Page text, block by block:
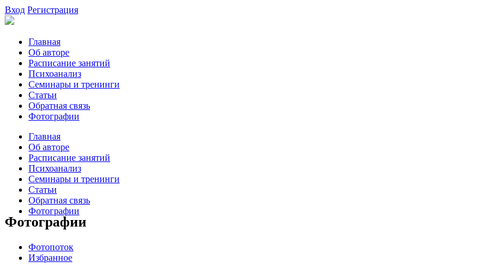
Вход Регистрация
Главная
Об авторе
Расписание занятий
Психоанализ
Семинары и тренинги
Статьи
Обратная связь
Фотографии
Главная
Об авторе
Расписание занятий
Психоанализ
Семинары и тренинги
Статьи
Обратная связь
Фотографии
Фотографии
Фотопоток
Избранное